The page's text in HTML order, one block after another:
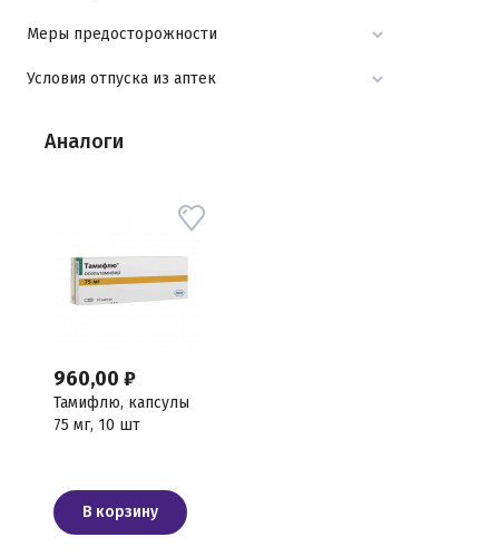
Меры предосторожности
Условия отпуска из аптек
Аналоги
960,00 ₽
Тамифлю, капсулы
75 мг, 10 шт
В корзину